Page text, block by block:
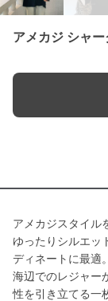
アメカジ シャ
アメカジスタイル
ゆったりシルエッ
ディネートに最適。
海辺でのレジャー
性を引き立てる一